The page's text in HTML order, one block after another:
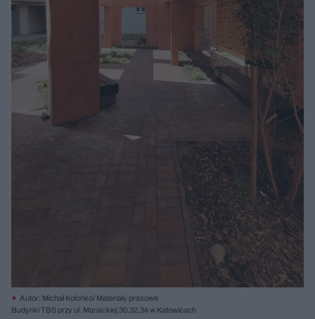
Autor: Michał Kolonko/ Materiały prasowe
Budynki TBS przy ul. Mariackiej 30,32,34 w Katowicach